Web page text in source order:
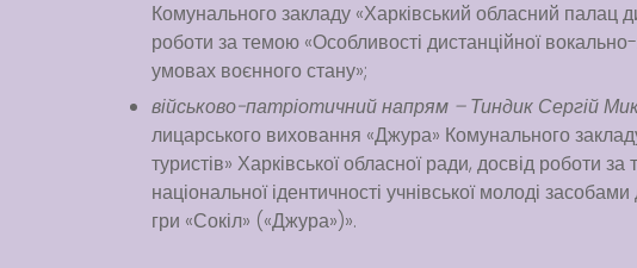
Комунального закладу «Харківський обласний палац
роботи за темою «Особливості дистанційної
умовах воєнного стану»;
військово-патріотичний напрям – Тиндик Сергій
лицарського виховання «Джура» Комунального
туристів» Харківської обласної ради, досвід роботи
національної ідентичності учнівської молоді
гри «Сокіл» («Джура»)».